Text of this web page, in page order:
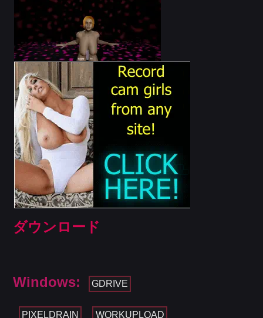
ダウンロード
Windows: GDRIVE
PIXELDRAIN WORKUPLOAD